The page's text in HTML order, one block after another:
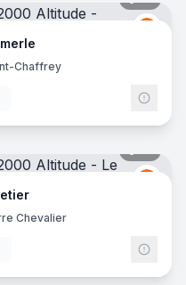
Chaffrey
Chevalier